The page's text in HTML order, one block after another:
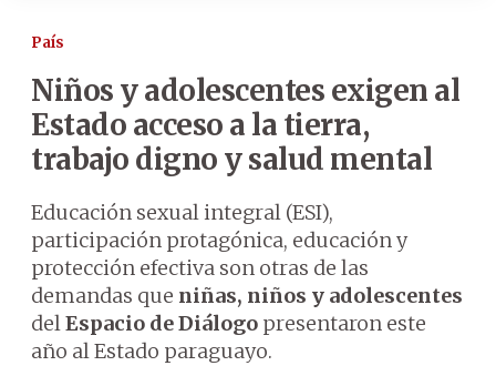
País
Niños y adolescentes exigen al
Estado acceso a la tierra,
trabajo digno y salud mental
Educación sexual integral (ESI),
participación protagónica, educación y
protección efectiva son otras de las
demandas que niñas, niños y adolescentes
delEspacio de Diálogo presentaron este
año al Estado paraguayo.